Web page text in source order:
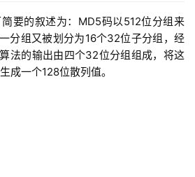
要的叙述为：MD5码以512位分组来
分组又被划分为16个32位子分组，经
法的输出由四个32位分组组成，将这
成一个128位散列值。